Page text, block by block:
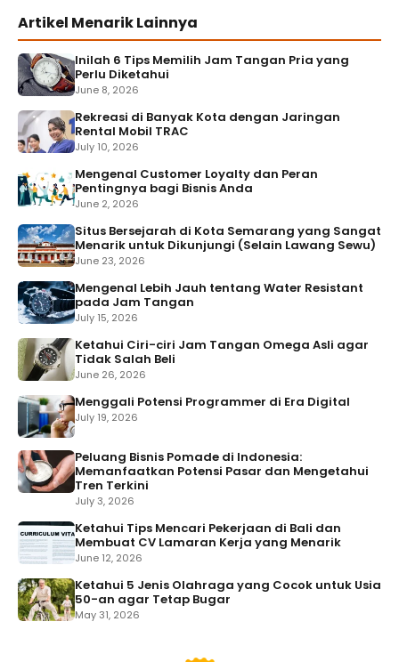
Artikel Menarik Lainnya
Inilah 6 Tips Memilih Jam Tangan Pria yang
Perlu Diketahui
June 8, 2026
Rekreasi di Banyak Kota dengan Jaringan
Rental Mobil TRAC
July 10, 2026
Mengenal Customer Loyalty dan Peran
Pentingnya bagi Bisnis Anda
June 2, 2026
Situs Bersejarah di Kota Semarang yang Sangat
Menarik untuk Dikunjungi (Selain Lawang Sewu)
June 23, 2026
Mengenal Lebih Jauh tentang Water Resistant
pada Jam Tangan
July 15, 2026
Ketahui Ciri-ciri Jam Tangan Omega Asli agar
Tidak Salah Beli
June 26, 2026
Menggali Potensi Programmer di Era Digital
July 19, 2026
Peluang Bisnis Pomade di Indonesia:
Memanfaatkan Potensi Pasar dan Mengetahui
Tren Terkini
July 3, 2026
Ketahui Tips Mencari Pekerjaan di Bali dan
Membuat CV Lamaran Kerja yang Menarik
June 12, 2026
Ketahui 5 Jenis Olahraga yang Cocok untuk Usia
50-an agar Tetap Bugar
May 31, 2026